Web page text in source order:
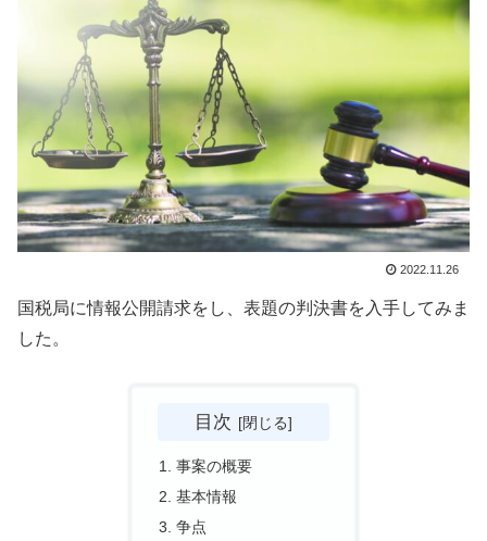
2022.11.26
国税局に情報公開請求をし、表題の判決書を入手してみま
した。
目次
事案の概要
基本情報
争点